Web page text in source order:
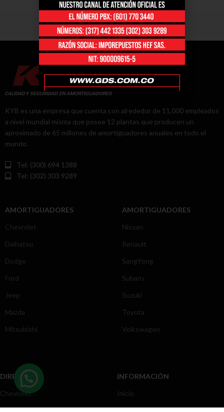
KYB es una empresa que cuenta con alrededor de 11,000 empleados
a nivel mundial misma que posee 12 plantas que producen un
aproximado de 65 millones de amortiguadores anuales en todo el
mundo.
Tel: (300) 694 1388
Tel: (302) 303 9289
AMORTIGUADORES
Chevrolet
Daihatsu
Dodge
Ford
Jeep
Mazda
Mitsubishi
AMORTIGUADORES
Nissan
Renault
SangYong
Subaru
Suzuki
Toyota
Volkswagen
DIRECCIÓN
Chevrolet
INFORMACIÓN
Inicio